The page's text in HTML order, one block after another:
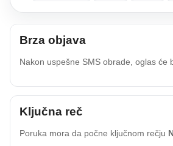
Brza objava
Nakon uspešne SMS obrade, oglas će
Ključna reč
Poruka mora da počne ključnom rečju